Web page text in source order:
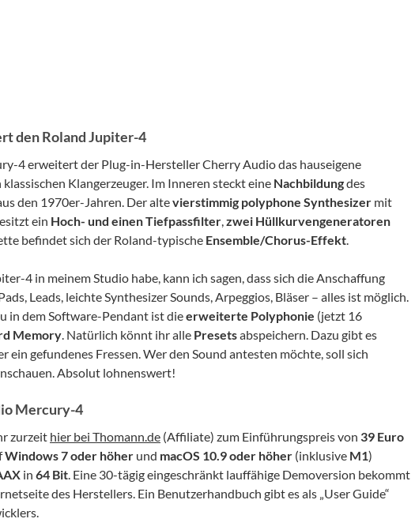
den Roland Jupiter-4
4 erweitert der Plug-in-Hersteller Cherry Audio das hauseigene
Klangerzeuger. Im Inneren steckt eine Nachbildungdes
den 1970er-Jahren. Der altevierstimmig polyphone Synthesizer mit
ein Hoch- und einen Tiefpassfilter,zwei Hüllkurvengeneratoren
befindet sich der Roland-typische Ensemble/Chorus-Effekt.
4 in meinem Studio habe, kann ich sagen, dass sich die Anschaffung
Leads, leichte Synthesizer Sounds, Arpeggios, Bläser – alles ist möglich.
in dem Software-Pendant ist dieerweiterte Polyphonie (jetzt 16
Memory. Natürlich könnt ihr alle Presetsabspeichern. Dazu gibt es
ein gefundenes Fressen. Wer den Sound antesten möchte, soll sich
Absolut lohnenswert!
Mercury-4
zurzeit hier bei Thomann.de (Affiliate) zum Einführungspreis von 39 Euro
Windows 7 oder höher und macOS 10.9 oder höher (inklusive M1)
in 64 Bit. Eine 30-tägig eingeschränkt lauffähige Demoversion bekommt
des Herstellers. Ein Benutzerhandbuch gibt es als „User Guide“